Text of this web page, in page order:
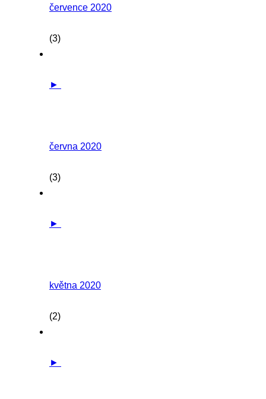
července 2020
(3)
►
června 2020
(3)
►
května 2020
(2)
►